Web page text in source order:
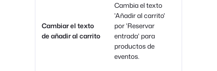
Cambiar el texto
de añadir al carrito
Cambia el texto
'Añadir al carrito'
por 'Reservar
entrada' para
productos de
eventos.